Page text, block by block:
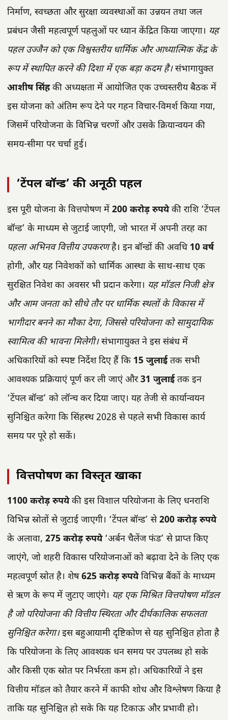
निर्माण, स्वच्छता और सुरक्षा व्यवस्थाओं का उन्नयन तथा जल
प्रबंधन जैसी महत्वपूर्ण पहलुओं पर ध्यान केंद्रित किया जाएगा। यह
पहल उज्जैन को एक विश्वस्तरीय धार्मिक और आध्यात्मिक केंद्र के
रूप में स्थापित करने की दिशा में एक बड़ा कदम है।संभागायुक्त
आशीष सिंहकी अध्यक्षता में आयोजित एक उच्चस्तरीय बैठक में
इस योजना को अंतिम रूप देने पर गहन विचार-विमर्श किया गया,
जिसमें परियोजना के विभिन्न चरणों और उसके क्रियान्वयन की
समय-सीमा पर चर्चा हुई।
‘टेंपल बॉन्ड’ की अनूठी पहल
इस पूरी योजना के वित्तपोषण में 200 करोड़ रुपयेकी राशि ‘टेंपल
बॉन्ड’ के माध्यम से जुटाई जाएगी, जो भारत में अपनी तरह का
पहला अभिनव वित्तीय उपकरणहै। इन बॉन्डों की अवधि 10 वर्ष
होगी, और यह निवेशकों को धार्मिक आस्था के साथ-साथ एक
सुरक्षित निवेश का अवसर भी प्रदान करेगा। यह मॉडल निजी क्षेत्र
और आम जनता को सीधे तौर पर धार्मिक स्थलों के विकास में
भागीदार बनने का मौका देगा, जिससे परियोजना को सामुदायिक
स्वामित्व की भावना मिलेगी।संभागायुक्त ने इस संबंध में
अधिकारियों को स्पष्ट निर्देश दिए हैं कि 15 जुलाईतक सभी
आवश्यक प्रक्रियाएं पूर्ण कर ली जाएं और31 जुलाईतक इन
‘टेंपल बॉन्ड’ को लॉन्च कर दिया जाए। यह तेजी से कार्यान्वयन
सुनिश्चित करेगा कि सिंहस्थ 2028 से पहले सभी विकास कार्य
समय पर पूरे हो सकें।
वित्तपोषण का विस्तृत खाका
1100 करोड़ रुपयेकी इस विशाल परियोजना के लिए धनराशि
विभिन्न स्रोतों से जुटाई जाएगी। ‘टेंपल बॉन्ड’ से200 करोड़ रुपये
के अलावा, 275 करोड़ रुपये‘अर्बन चैलेंज फंड’ से प्राप्त किए
जाएंगे, जो शहरी विकास परियोजनाओं को बढ़ावा देने के लिए एक
महत्वपूर्ण स्रोत है। शेष625 करोड़ रुपयेविभिन्न बैंकों के माध्यम
से ऋण के रूप में जुटाए जाएंगे। यह एक मिश्रित वित्तपोषण मॉडल
है जो परियोजना की वित्तीय स्थिरता और दीर्घकालिक सफलता
सुनिश्चित करेगा।इस बहुआयामी दृष्टिकोण से यह सुनिश्चित होता है
कि परियोजना के लिए आवश्यक धन समय पर उपलब्ध हो सके
और किसी एक स्रोत पर निर्भरता कम हो। अधिकारियों ने इस
वित्तीय मॉडल को तैयार करने में काफी शोध और विश्लेषण किया है
ताकि यह सुनिश्चित हो सके कि यह टिकाऊ और प्रभावी हो।